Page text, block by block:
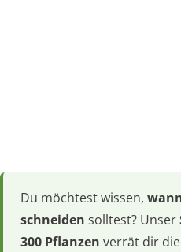
Du möchtest wissen,
schneiden solltest? Unser
300 Pflanzen verrät dir